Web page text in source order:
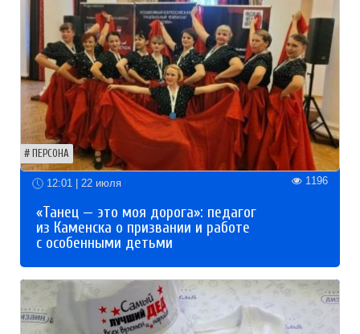
ПЕРСОНА
12:01 | 22 июля 1196
«Танец — это моя дорога»: педагог
из Каменска о призвании и работе
с особенными детьми